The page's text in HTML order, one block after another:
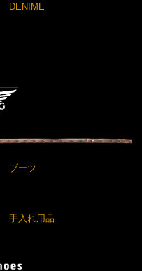
DENIME
ブーツ
手入れ用品